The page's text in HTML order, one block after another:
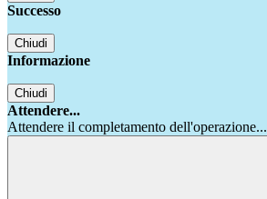
Successo
Chiudi
Informazione
Chiudi
Attendere...
Attendere il completamento dell'operazione...